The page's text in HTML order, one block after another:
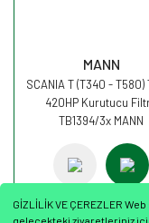
GİZLİLİK VE ÇEREZLER
MANN
SCANIA T (T340 - T580)
420HP Kurutucu
TB1394/3x MANN